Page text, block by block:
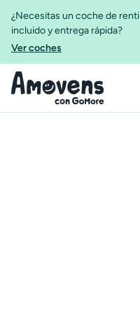
¿Necesitas un coche de
incluido y entrega rápida?
Ver coches